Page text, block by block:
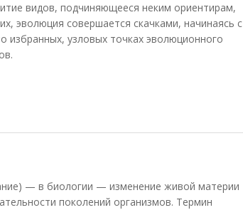
видов, подчиняющееся неким ориентирам,
эволюция совершается скачками, начинаясь с
избранных, узловых точках эволюционного
— в биологии — изменение живой материи
поколений организмов. Термин